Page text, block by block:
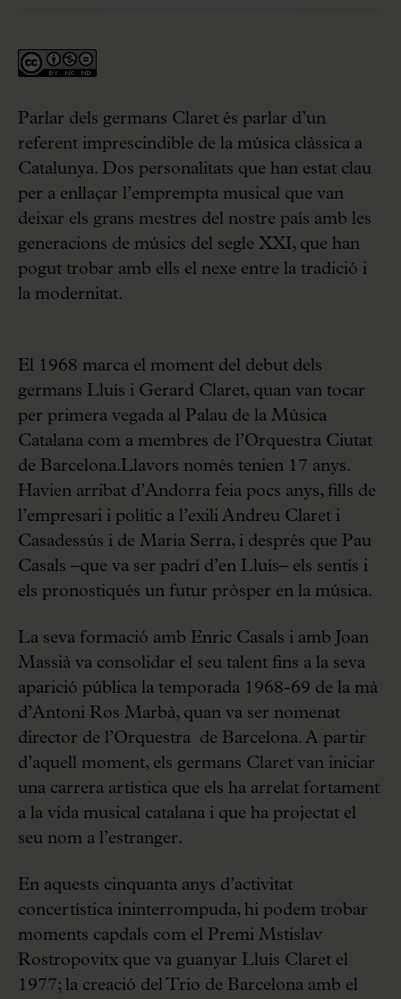
Parlar dels germans Claret és parlar d’un
referent imprescindible de la música clàssica a
Catalunya. Dos personalitats que han estat clau
per a enllaçar l’emprempta musical que van
deixar els grans mestres del nostre país amb les
generacions de músics del segle XXI, que han
pogut trobar amb ells el nexe entre la tradició i
la modernitat.
El 1968 marca el moment del debut dels
germans Lluís i Gerard Claret, quan van tocar
per primera vegada al Palau de la Música
Catalana com a membres de l’Orquestra Ciutat
de Barcelona.Llavors només tenien 17 anys.
Havien arribat d’Andorra feia pocs anys, fills de
l’empresari i polític a l’exili Andreu Claret i
Casadessús i de Maria Serra, i després que Pau
Casals –que va ser padrí d’en Lluís– els sentís i
els pronostiqués un futur pròsper en la música.
La seva formació amb Enric Casals i amb Joan
Massià va consolidar el seu talent fins a la seva
aparició pública la temporada 1968-69 de la mà
d’Antoni Ros Marbà, quan va ser nomenat
director de l’Orquestra de Barcelona. A partir
d’aquell moment, els germans Claret van iniciar
una carrera artística que els ha arrelat fortament
a la vida musical catalana i que ha projectat el
seu nom a l’estranger.
En aquests cinquanta anys d’activitat
concertística ininterrompuda, hi podem trobar
moments capdals com el Premi Mstislav
Rostropovitx que va guanyar Lluís Claret el
1977; la creació del Trio de Barcelona amb el